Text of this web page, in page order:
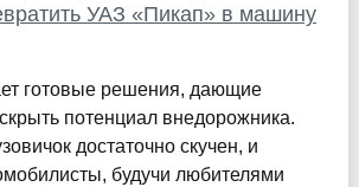
УАЗ «Пикап» в машину
готовые решения, дающие
потенциал внедорожника.
достаточно скучен, и
будучи любителями